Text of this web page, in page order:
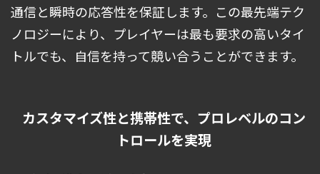
通信と瞬時の応答性を保証します。この最先端テク
ノロジーにより、プレイヤーは最も要求の高いタイ
トルでも、自信を持って競い合うことができます。
カスタマイズ性と携帯性で、プロレベルのコン
トロールを実現